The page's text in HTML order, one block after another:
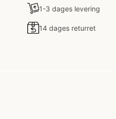
1-3 dages levering
14 dages returret